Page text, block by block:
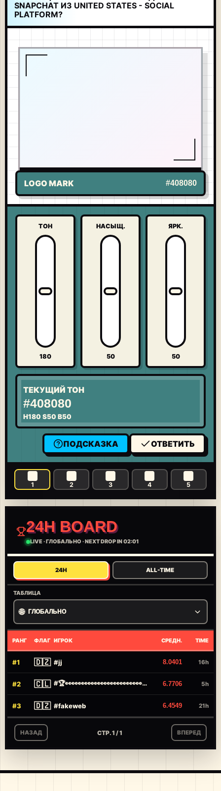
SNAPCHAT ИЗ UNITED STATES - SOCIAL
PLATFORM?
LOGO MARK #408080
ТОН
180
НАСЫЩ.
50
ЯРК.
50
ТЕКУЩИЙ ТОН
#408080
H180 S50 B50
ПОДСКАЗКА ОТВЕТИТЬ
1 2 3 4 5
24H BOARD
LIVE·ГЛОБАЛЬНО ·NEXT DROP IN 02:01
24H ALL-TIME
ТАБЛИЦА
🌐 ГЛОБАЛЬНО
РАНГ ФЛАГ ИГРОК СРЕДН. TIME
#1 🇩🇿 #jj 8.0401 16h
#2 🇨🇱 #🏆👀👀👀👀👀👀👀👀👀👀👀👀👀👀 6.7706 5h
#3 🇩🇿 #fakeweb 6.4549 21h
НАЗАД СТР. 1 / 1 ВПЕРЕД